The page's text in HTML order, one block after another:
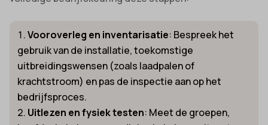
Vooroverleg en inventarisatie: Bespreek het
gebruik van de installatie, toekomstige
uitbreidingswensen (zoals laadpalen of
krachtstroom) en pas de inspectie aan op het
bedrijfsproces.
Uitlezen en fysiek testen: Meet de groepen,